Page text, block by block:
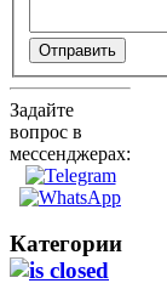
Отправить
Задайте
вопрос в
мессенджерах:
Категории